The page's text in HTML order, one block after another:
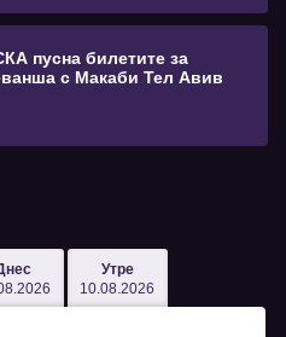
пусна билетите за
с Макаби Тел Авив
Утре
10.08.2026